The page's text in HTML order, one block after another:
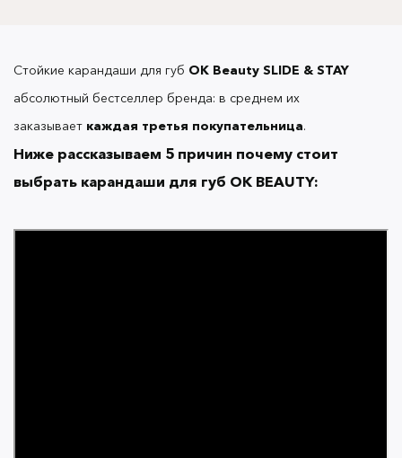
Нажмите здесь
, чтобы посмотреть всю палитру со
подойдут.
ГУБOK BEAUTYSLIDE & STAY:
Стойкие карандаши для губ OK Beauty SLIDE & STAY
абсолютный бестселлер бренда: в среднем их
заказывает каждая третья покупательница.
Ниже рассказываем 5 причин почему стоит
выбрать карандаши для губ OK BEAUTY: